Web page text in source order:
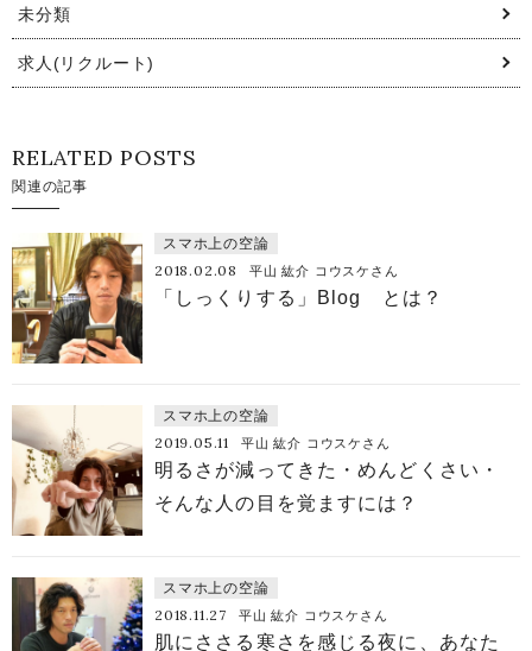
未分類
求人(リクルート)
RELATED POSTS
関連の記事
スマホ上の空論
2018.02.08 平山 紘介 コウスケさん
「しっくりする」Blog とは？
スマホ上の空論
2019.05.11 平山 紘介 コウスケさん
明るさが減ってきた・めんどくさい・
そんな人の目を覚ますには？
スマホ上の空論
2018.11.27 平山 紘介 コウスケさん
肌にささる寒さを感じる夜に、あなた